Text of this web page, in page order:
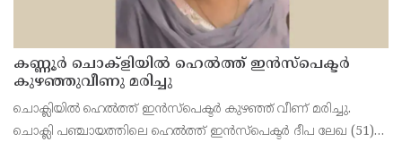
കണ്ണൂർ ചൊക്ളിയിൽ ഹെൽത്ത് ഇൻസ്പെക്ടർ
കുഴഞ്ഞുവീണു മരിച്ചു
ചൊക്ലിയിൽ ഹെൽത്ത് ഇൻസ്പെക്ടർ കുഴഞ്ഞ് വീണ് മരിച്ചു.
ചൊക്ലി പഞ്ചായത്തിലെ ഹെൽത്ത് ഇൻസ്പെക്ടർ ദീപ ലേഖ (51)